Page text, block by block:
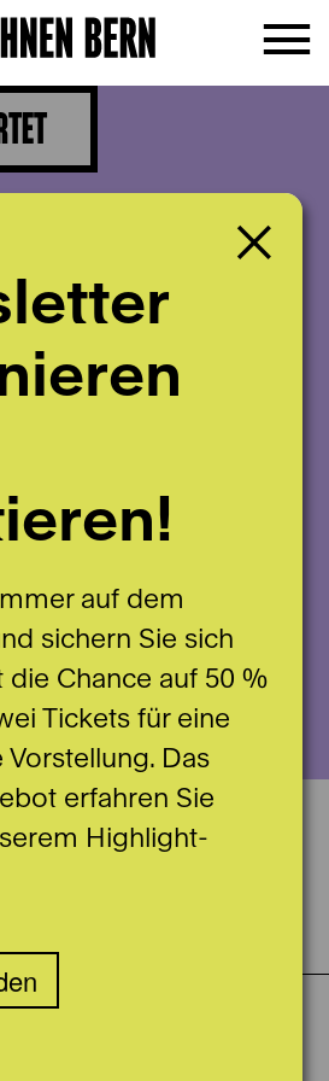
auf dem
sichern Sie sich
die Chance auf 50 %
Tickets für eine
Das
erfahren Sie
Highlight-